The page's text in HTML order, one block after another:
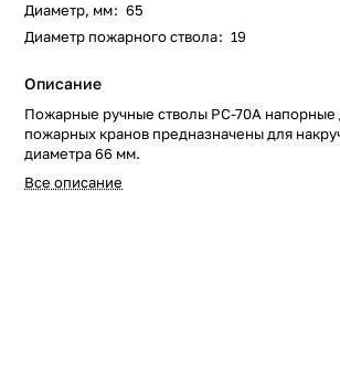
Диаметр, мм: 65
Диаметр пожарного ствола: 19
Описание
Пожарные ручные стволы РС-70А напорные
пожарных кранов предназначены для
диаметра 66 мм.
Все описание